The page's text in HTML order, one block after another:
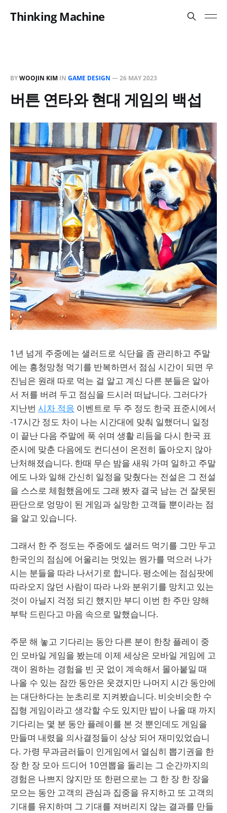
Thinking Machine
BYWOOJIN KIM IN GAME DESIGN —26 MAY 2023
버튼 연타와 현대 게임의 백섭
1년 넘게 주중에는 샐러드로 식단을 좀 관리하고 주말
에는 흥청망청 먹기를 반복하면서 점심 시간이 되면 우
진님은 원래 따로 먹는 걸 알고 계신 다른 분들은 알아
서 저를 버려 두고 점심을 드시러 떠납니다. 그러다가
지난번 시차 적응 이벤트로 두 주 정도 한국 표준시에서
-17시간 정도 차이 나는 시간대에 맞춰 일했더니 일정
이 끝난 다음 주말에 푹 쉬며 생활 리듬을 다시 한국 표
준시에 맞춘 다음에도 컨디션이 온전히 돌아오지 않아
난처해졌습니다. 한때 무슨 밤을 새워 가며 일하고 주말
에도 나와 일해 간신히 일정을 맞췄다는 전설은 그 전설
을 스스로 체험했음에도 그래 봤자 결국 남는 건 잘못된
판단으로 엉망이 된 게임과 실망한 고객들 뿐이라는 점
을 알고 있습니다.
그래서 한 주 정도는 주중에도 샐러드 먹기를 그만 두고
한국인의 점심에 어울리는 멋있는 뭔가를 먹으러 나가
시는 분들을 따라 나서기로 합니다. 평소에는 점심팟에
따라오지 않던 사람이 따라 나와 분위기를 망치고 있는
것이 아닐지 걱정 되긴 했지만 부디 이번 한 주만 양해
부탁 드린다고 마음 속으로 말했습니다.
주문 해 놓고 기다리는 동안 다른 분이 한창 플레이 중
인 모바일 게임을 봤는데 이제 세상은 모바일 게임에 고
객이 원하는 경험을 빈 곳 없이 계속해서 몰아붙일 때
나올 수 있는 잠깐 동안은 웃겼지만 나머지 시간 동안에
는 대단하다는 눈초리로 지켜봤습니다. 비슷비슷한 수
집형 게임이라고 생각할 수도 있지만 밥이 나올 때 까지
기다리는 몇 분 동안 플레이를 본 것 뿐인데도 게임을
만들며 내렸을 의사결정들이 상상 되어 재미있었습니
다. 가령 무과금러들이 인게임에서 열심히 뽑기권을 한
장 한 장 모아 드디어 10연뽑을 돌리는 그 순간까지의
경험은 나쁘지 않지만 또 한편으로는 그 한 장 한 장을
모으는 동안 고객의 관심과 집중을 유지하고 또 고객의
기대를 유지하며 그 기대를 져버리지 않는 결과를 만들